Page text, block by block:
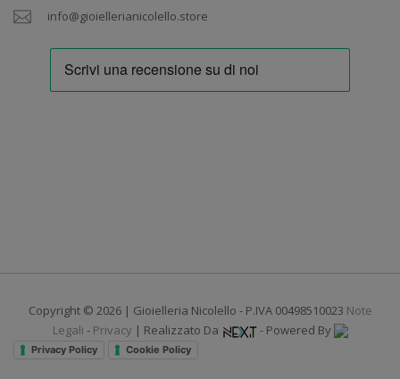
info@gioiellerianicolello.store
Copyright © 2026 | Gioielleria Nicolello - P.IVA 00498510023 Note
Legali - Privacy | Realizzato Da - Powered By
Privacy Policy Cookie Policy